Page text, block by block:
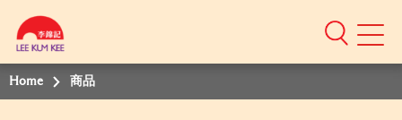
Home 商品